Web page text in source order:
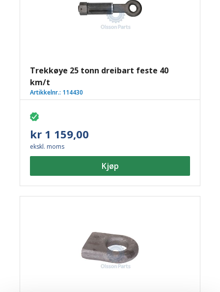
Trekkøye 25 tonn dreibart feste 40
km/t
Artikkelnr.: 114430
kr 1 159,00
ekskl. moms
Kjøp